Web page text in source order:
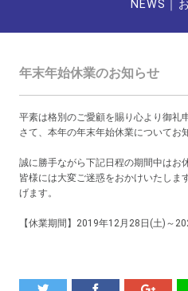
NEWS｜
年末年始休業のお知らせ
平素は格別のご愛顧を賜り心より御礼
さて、本年の年末年始休業についてお
誠に勝手ながら下記日程の期間中はお
皆様には大変ご迷惑をおかけいたしま
げます。
【休業期間】2019年12月28日(土)～